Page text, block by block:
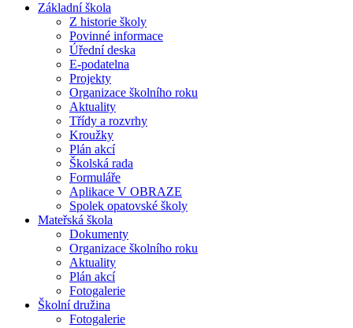
Základní škola
Z historie školy
Povinné informace
Úřední deska
E-podatelna
Projekty
Organizace školního roku
Aktuality
Třídy a rozvrhy
Kroužky
Plán akcí
Školská rada
Formuláře
Aplikace V OBRAZE
Spolek opatovské školy
Mateřská škola
Dokumenty
Organizace školního roku
Aktuality
Plán akcí
Fotogalerie
Školní družina
Fotogalerie